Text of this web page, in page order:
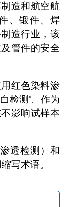
造和航空航
、锻件、焊
造行业，该
管件的安全
红色染料渗
检测"。作为
影响试样本
透检测）和
写术语。